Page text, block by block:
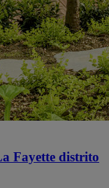
Fayette distrito